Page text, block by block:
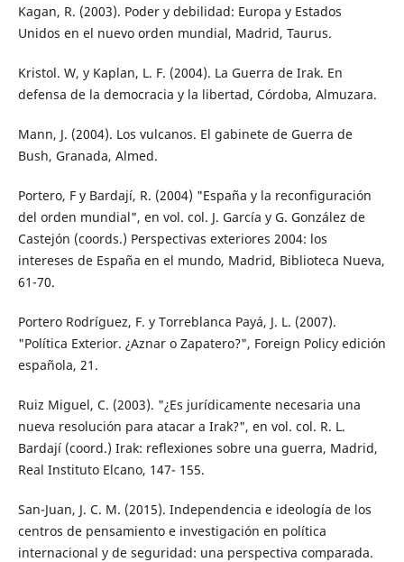
Kagan, R. (2003). Poder y debilidad: Europa y Estados
Unidos en el nuevo orden mundial, Madrid, Taurus.
Kristol. W, y Kaplan, L. F. (2004). La Guerra de Irak. En
defensa de la democracia y la libertad, Córdoba, Almuzara.
Mann, J. (2004). Los vulcanos. El gabinete de Guerra de
Bush, Granada, Almed.
Portero, F y Bardají, R. (2004) "España y la reconfiguración
del orden mundial", en vol. col. J. García y G. González de
Castejón (coords.) Perspectivas exteriores 2004: los
intereses de España en el mundo, Madrid, Biblioteca Nueva,
61-70.
Portero Rodríguez, F. y Torreblanca Payá, J. L. (2007).
"Política Exterior. ¿Aznar o Zapatero?", Foreign Policy edición
española, 21.
Ruiz Miguel, C. (2003). "¿Es jurídicamente necesaria una
nueva resolución para atacar a Irak?", en vol. col. R. L.
Bardají (coord.) Irak: reflexiones sobre una guerra, Madrid,
Real Instituto Elcano, 147- 155.
San-Juan, J. C. M. (2015). Independencia e ideología de los
centros de pensamiento e investigación en política
internacional y de seguridad: una perspectiva comparada.